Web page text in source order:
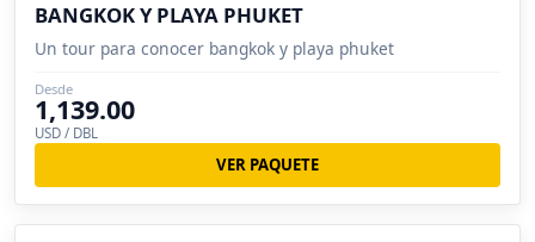
BANGKOK Y PLAYA PHUKET
Un tour para conocer bangkok y playa phuket
Desde
1,139.00
USD / DBL
VER PAQUETE